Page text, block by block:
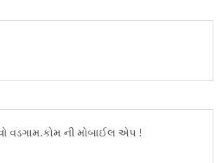
વડગામ.કોમ ની મોબાઈલ એપ !